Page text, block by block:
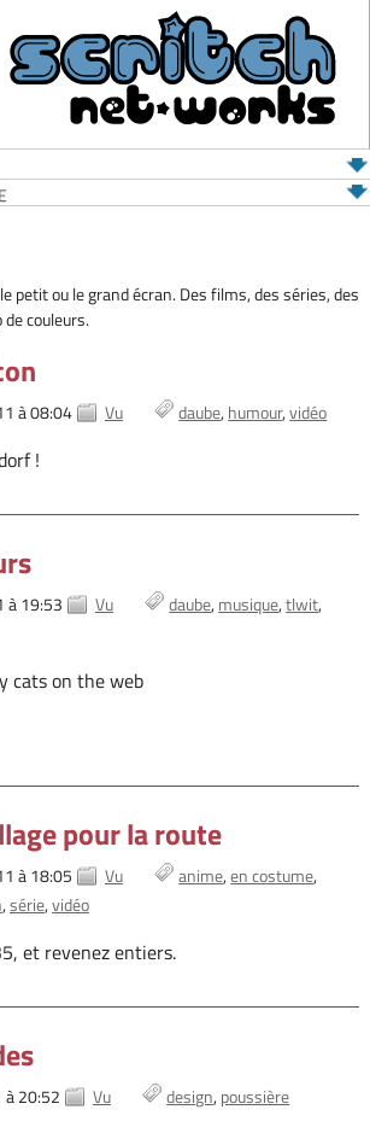
petit ou le grand écran. Des films, des séries, des
couleurs.
à 08:04 Vu daube humour vidéo
!
à 19:53 Vu daube musique tlwit
cats on the web
pour la route
à 18:05 Vu anime en costume
série vidéo
et revenez entiers.
à 20:52 Vu design poussière